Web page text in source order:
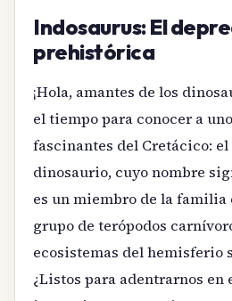
Indosaurus: El
prehistórica
¡Hola, amantes de los
el tiempo para conocer a
fascinantes del Cretácico: el
dinosaurio, cuyo nombre
es un miembro de la familia
grupo de terópodos
ecosistemas del hemisferio
¿Listos para adentrarnos en